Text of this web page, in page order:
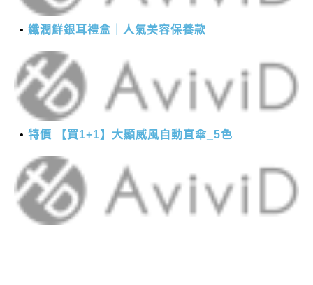
纖潤鮮銀耳禮盒｜人氣美容保養款
特價 【買1+1】大顯威風自動直傘_5色